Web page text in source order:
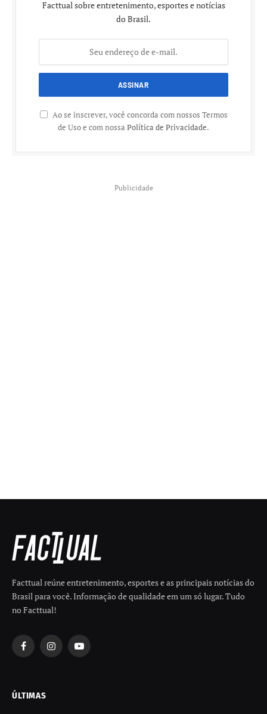
Facttual sobre entretenimento, esportes e notícias
do Brasil.
Ao se inscrever, você concorda com nossos Termos
de Uso e com nossa Política de Privacidade.
Publicidade
Facttual reúne entretenimento, esportes e as principais notícias do
Brasil para você. Informação de qualidade em um só lugar. Tudo
no Facttual!
FacebookInstagramYouTube
ÚLTIMAS